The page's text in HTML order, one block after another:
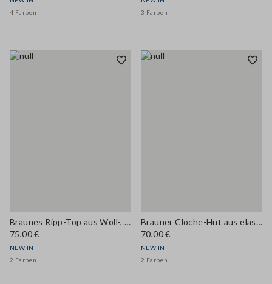
4 Farben
3 Farben
Braunes Ripp-Top aus Woll-, Lyocell- und Kaschmirmix
75,00 €
NEW IN
2 Farben
Brauner Cloche-Hut aus elastischer Wolle
70,00 €
NEW IN
2 Farben